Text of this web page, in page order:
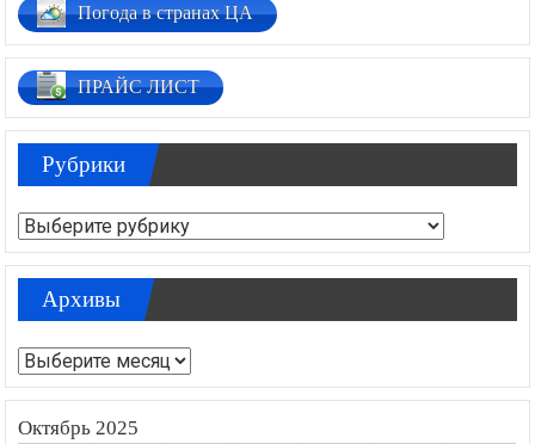
Погода в странах ЦА
ПРАЙС ЛИСТ
Рубрики
Рубрики
Архивы
Архивы
Октябрь 2025